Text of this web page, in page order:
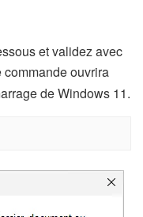
et validez avec
commande ouvrira
de Windows 11.